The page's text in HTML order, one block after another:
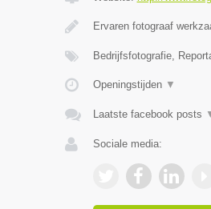
Ervaren fotograaf
Bedrijfsfotografie,
Openingstijden ▼
Laatste facebook posts
Sociale media: